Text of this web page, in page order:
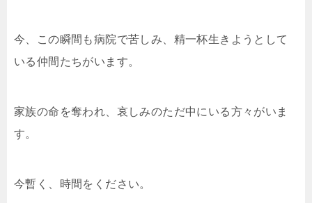
今、この瞬間も病院で苦しみ、精一杯生きようとして
いる仲間たちがいます。
家族の命を奪われ、哀しみのただ中にいる方々がいま
す。
今暫く、時間をください。